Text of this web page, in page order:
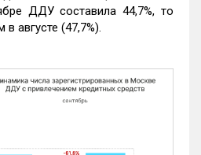
ДДУ составила 44,7%, то
августе (47,7%).